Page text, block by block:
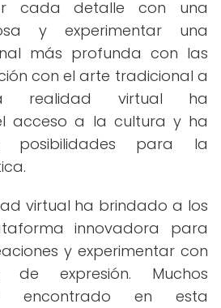
cada detalle con una
y experimentar una
más profunda con las
con el arte tradicional a
realidad virtual ha
acceso a la cultura y ha
posibilidades para la
virtual ha brindado a los
innovadora para
y experimentar con
de expresión. Muchos
encontrado en esta